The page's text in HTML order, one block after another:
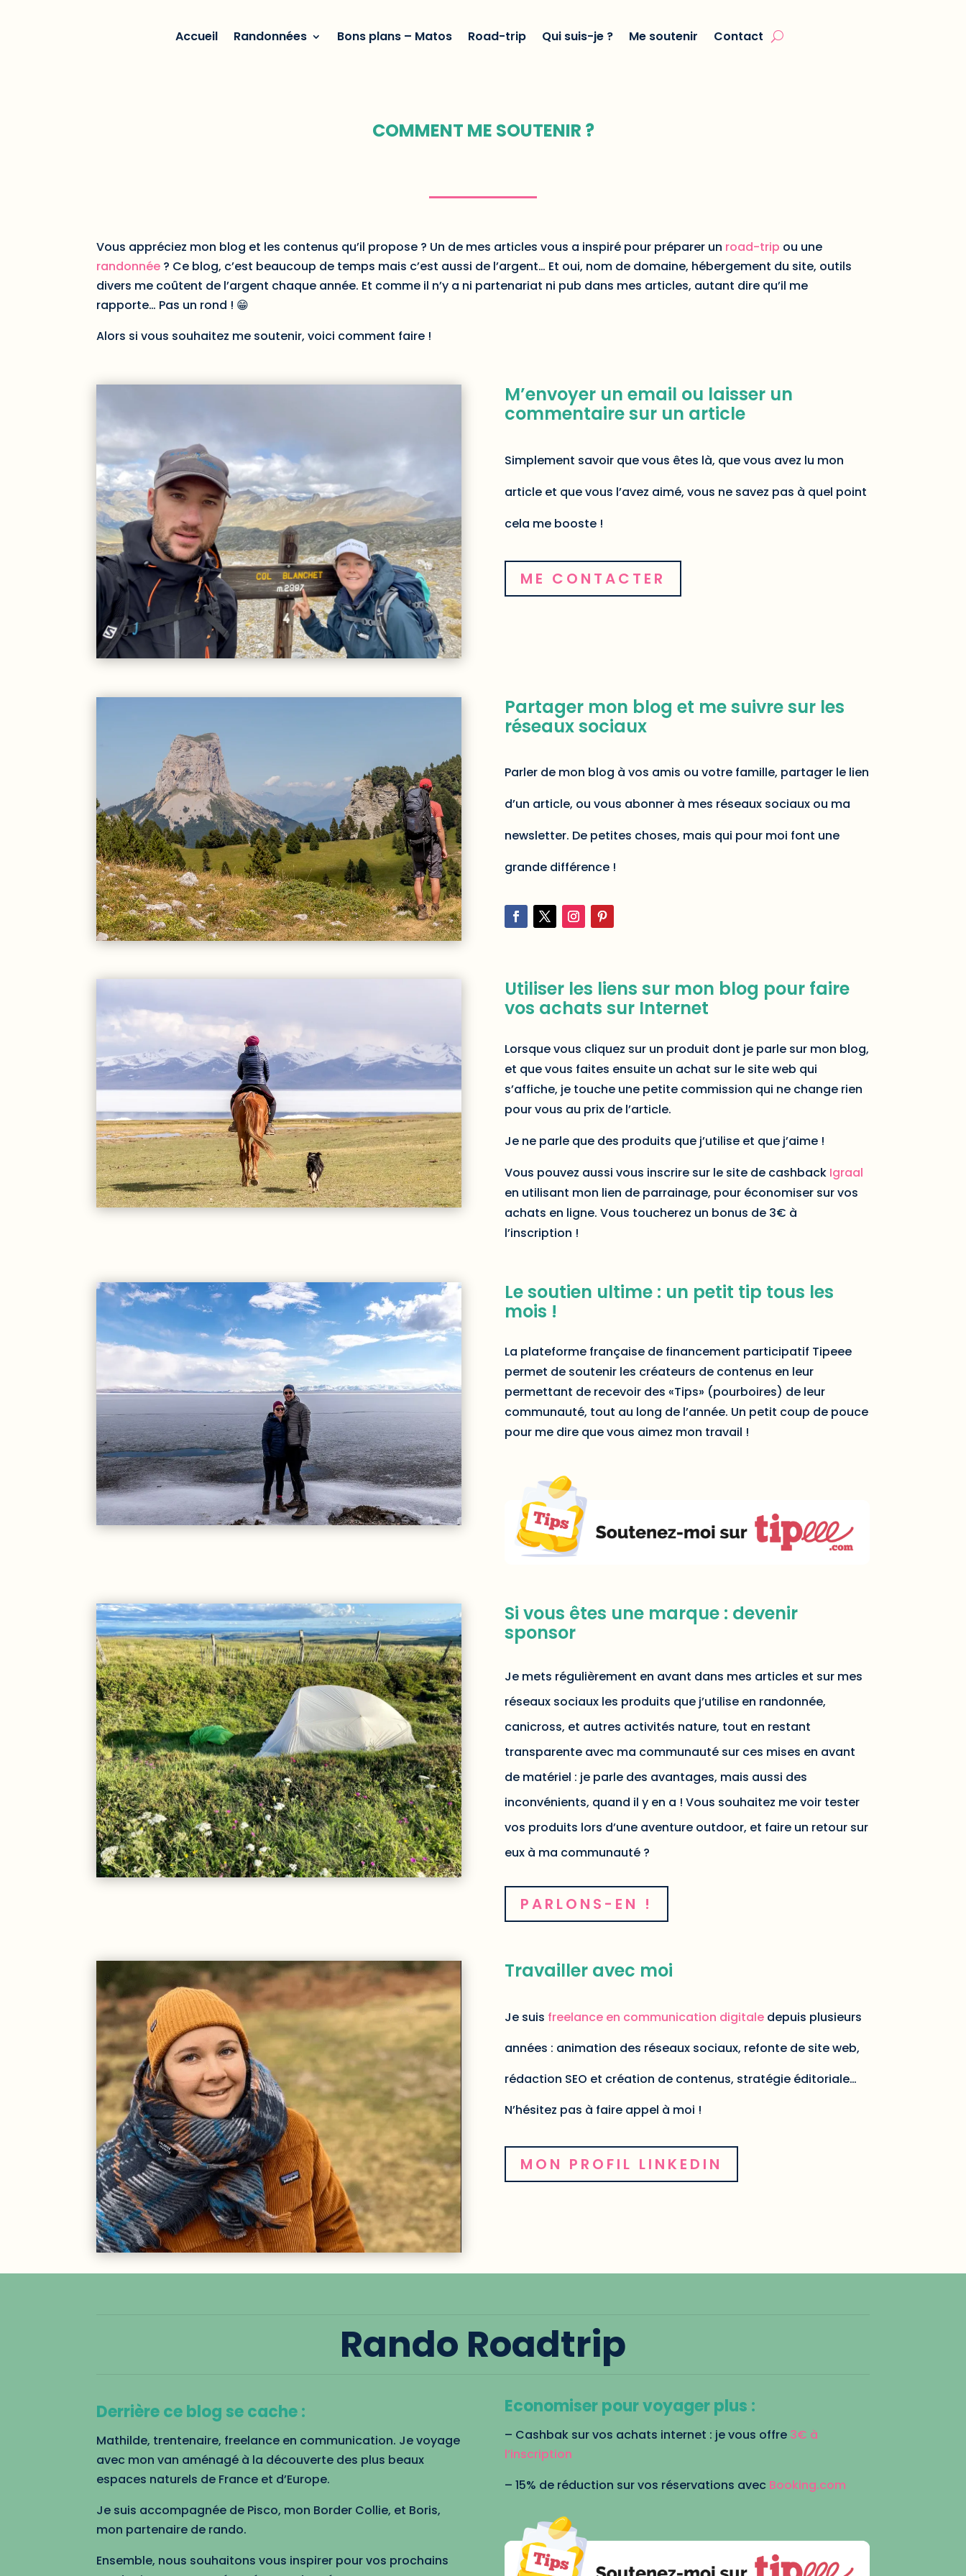
Accueil Randonnées Bons plans – Matos Road-trip Qui suis-je ? Me soutenir Contact
COMMENT ME SOUTENIR ?
Vous appréciez mon blog et les contenus qu’il propose ? Un de mes articles vous a inspiré pour préparer un road-trip ou une
randonnée ? Ce blog, c’est beaucoup de temps mais c’est aussi de l’argent… Et oui, nom de domaine, hébergement du site, outils
divers me coûtent de l’argent chaque année. Et comme il n’y a ni partenariat ni pub dans mes articles, autant dire qu’il me
rapporte… Pas un rond ! 😁
Alors si vous souhaitez me soutenir, voici comment faire !
M’envoyer un email ou laisser un
commentaire sur un article
Simplement savoir que vous êtes là, que vous avez lu mon
article et que vous l’avez aimé, vous ne savez pas à quel point
cela me booste !
ME CONTACTER
Partager mon blog et me suivre sur les
réseaux sociaux
Parler de mon blog à vos amis ou votre famille, partager le lien
d’un article, ou vous abonner à mes réseaux sociaux ou ma
newsletter. De petites choses, mais qui pour moi font une
grande différence !
Utiliser les liens sur mon blog pour faire
vos achats sur Internet
Lorsque vous cliquez sur un produit dont je parle sur mon blog,
et que vous faites ensuite un achat sur le site web qui
s’affiche, je touche une petite commission qui ne change rien
pour vous au prix de l’article.
Je ne parle que des produits que j’utilise et que j’aime !
Vous pouvez aussi vous inscrire sur le site de cashback Igraal
en utilisant mon lien de parrainage, pour économiser sur vos
achats en ligne. Vous toucherez un bonus de 3€ à
l’inscription !
Le soutien ultime : un petit tip tous les
mois !
La plateforme française de financement participatif Tipeee
permet de soutenir les créateurs de contenus en leur
permettant de recevoir des «Tips» (pourboires) de leur
communauté, tout au long de l’année. Un petit coup de pouce
pour me dire que vous aimez mon travail !
Si vous êtes une marque : devenir
sponsor
Je mets régulièrement en avant dans mes articles et sur mes
réseaux sociaux les produits que j’utilise en randonnée,
canicross, et autres activités nature, tout en restant
transparente avec ma communauté sur ces mises en avant
de matériel : je parle des avantages, mais aussi des
inconvénients, quand il y en a ! Vous souhaitez me voir tester
vos produits lors d’une aventure outdoor, et faire un retour sur
eux à ma communauté ?
PARLONS-EN !
Travailler avec moi
Je suis freelance en communication digitaledepuis plusieurs
années : animation des réseaux sociaux, refonte de site web,
rédaction SEO et création de contenus, stratégie éditoriale…
N’hésitez pas à faire appel à moi !
MON PROFIL LINKEDIN
Rando Roadtrip
Derrière ce blog se cache :
Mathilde, trentenaire, freelance en communication. Je voyage
avec mon van aménagé à la découverte des plus beaux
espaces naturels de France et d’Europe.
Je suis accompagnée de Pisco, mon Border Collie, et Boris,
mon partenaire de rando.
Ensemble, nous souhaitons vous inspirer pour vos prochains
Economiser pour voyager plus :
– Cashbak sur vos achats internet : je vous offre 3€ à
l’inscription
– 15% de réduction sur vos réservations avec Booking.com